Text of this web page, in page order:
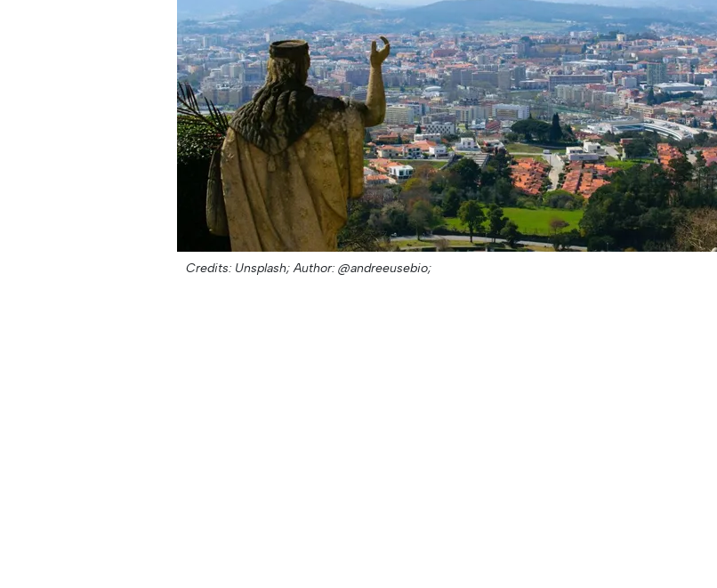
Credits: Unsplash; Author: @andreeusebio;